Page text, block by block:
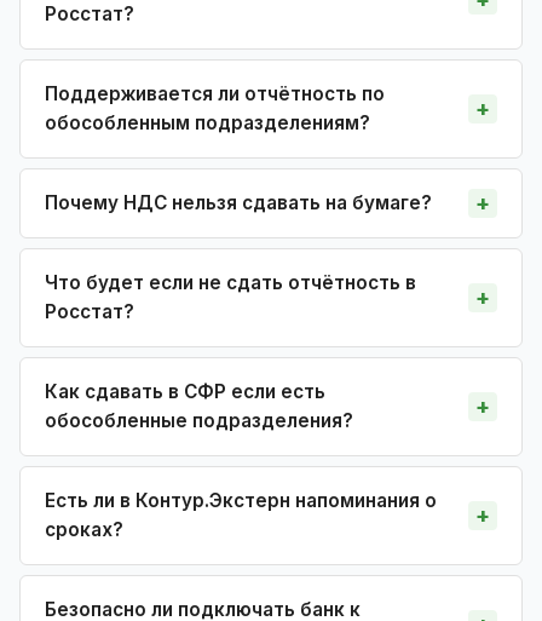
Росстат?
Поддерживается ли отчётность по
обособленным подразделениям?
Почему НДС нельзя сдавать на бумаге?
Что будет если не сдать отчётность в
Росстат?
Как сдавать в СФР если есть
обособленные подразделения?
Есть ли в Контур.Экстерн напоминания о
сроках?
Безопасно ли подключать банк к